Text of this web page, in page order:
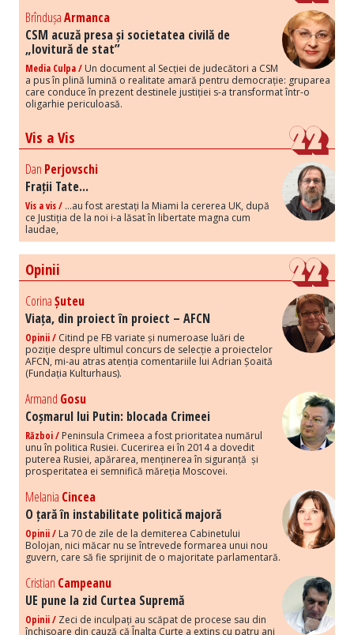
BrîndușaArmanca
CSM acuză presa și societatea civilă de
„lovitură de stat”
Media Culpa / Un document al Secției de judecători a CSM
a pus în plină lumină o realitate amară pentru democrație: gruparea
care conduce în prezent destinele justiției s-a transformat într-o
oligarhie periculoasă.
Vis a Vis
Dan Perjovschi
Frații Tate...
Vis a vis / ...au fost arestați la Miami la cererea UK, după
ce Justiția de la noi i-a lăsat în libertate magna cum
laudae,
Opinii
CorinaȘuteu
Viața, din proiect în proiect – AFCN
Opinii / Citind pe FB variate și numeroase luări de
poziție despre ultimul concurs de selecție a proiectelor
AFCN, mi-au atras atenția comentariile lui Adrian Șoaită
(Fundația Kulturhaus).
Armand Gosu
Coșmarul lui Putin: blocada Crimeei
Război / Peninsula Crimeea a fost prioritatea numărul
unu în politica Rusiei. Cucerirea ei în 2014 a dovedit
puterea Rusiei, apărarea, menținerea în siguranță și
prosperitatea ei semnifică măreția Moscovei.
Melania Cincea
O țară în instabilitate politică majoră
Opinii / La 70 de zile de la demiterea Cabinetului
Bolojan, nici măcar nu se întrevede formarea unui nou
guvern, care să fie sprijinit de o majoritate parlamentară.
Cristian Campeanu
UE pune la zid Curtea Supremă
Opinii / Zeci de inculpați au scăpat de procese sau din
închisoare din cauză că Înalta Curte a extins cu patru ani